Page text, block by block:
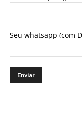
Seu whatsapp (com